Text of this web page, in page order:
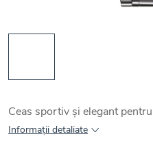
Ceas sportiv și elegant
Informaţii detaliate